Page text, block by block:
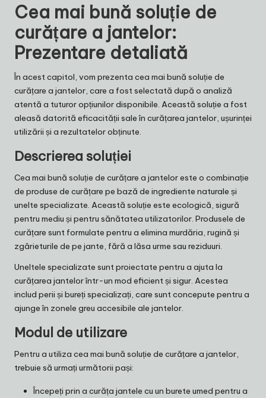
Cea mai bună soluție de
curățare a jantelor:
Prezentare detaliată
În acest capitol, vom prezenta cea mai bună soluție de
curățare a jantelor, care a fost selectată după o analiză
atentă a tuturor opțiunilor disponibile. Această soluție a fost
aleasă datorită eficacității sale în curățarea jantelor, ușurinței
utilizării și a rezultatelor obținute.
Descrierea soluției
Cea mai bună soluție de curățare a jantelor este o combinație
de produse de curățare pe bază de ingrediente naturale și
unelte specializate. Această soluție este ecologică, sigură
pentru mediu și pentru sănătatea utilizatorilor. Produsele de
curățare sunt formulate pentru a elimina murdăria, rugină și
zgârieturile de pe jante, fără a lăsa urme sau reziduuri.
Uneltele specializate sunt proiectate pentru a ajuta la
curățarea jantelor într-un mod eficient și sigur. Acestea
includ perii și bureți specializați, care sunt concepute pentru a
ajunge în zonele greu accesibile ale jantelor.
Modul de utilizare
Pentru a utiliza cea mai bună soluție de curățare a jantelor,
trebuie să urmați următorii pași:
Începeți prin a curăța jantele cu un burete umed pentru a